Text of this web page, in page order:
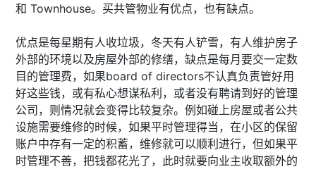
和 Townhouse。买共管物业有优点，也有缺点。
优点是每星期有人收垃圾，冬天有人铲雪，有人维护房子
外部的环境以及房屋外部的修缮，缺点是每月要交一定数
目的管理费，如果board of directors不认真负责管好用
好这些钱，或有私心想谋私利，或者没有聘请到好的管理
公司，则情况就会变得比较复杂。例如碰上房屋或者公共
设施需要维修的时候，如果平时管理得当，在小区的保留
账户中存有一定的积蓄，维修就可以顺利进行，但如果平
时管理不善，把钱都花光了，此时就要向业主收取额外的